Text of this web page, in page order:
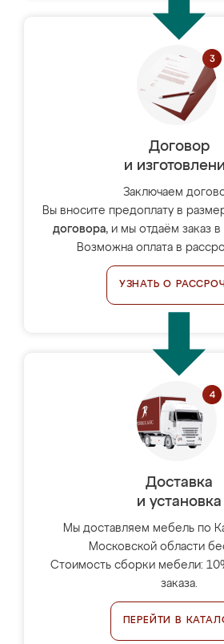
Договор
и
Заключаем
Вы вносите предоплату в
договора, и мы отдаём заказ
Возможна оплата в
УЗНАТЬ О
Доставка
и установка
Мы доставляем мебель по
Московской области
Стоимость сборки мебели:
заказа.
ПЕРЕЙТИ В